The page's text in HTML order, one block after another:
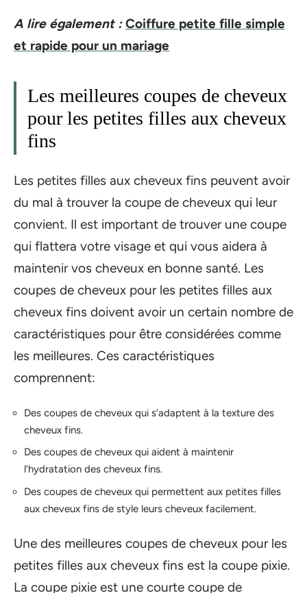
A lire également : Coiffure petite fille simple
et rapide pour un mariage
Les meilleures coupes de cheveux
pour les petites filles aux cheveux
fins
Les petites filles aux cheveux fins peuvent avoir
du mal à trouver la coupe de cheveux qui leur
convient. Il est important de trouver une coupe
qui flattera votre visage et qui vous aidera à
maintenir vos cheveux en bonne santé. Les
coupes de cheveux pour les petites filles aux
cheveux fins doivent avoir un certain nombre de
caractéristiques pour être considérées comme
les meilleures. Ces caractéristiques
comprennent:
Des coupes de cheveux qui s’adaptent à la texture des
cheveux fins.
Des coupes de cheveux qui aident à maintenir
l’hydratation des cheveux fins.
Des coupes de cheveux qui permettent aux petites filles
aux cheveux fins de style leurs cheveux facilement.
Une des meilleures coupes de cheveux pour les
petites filles aux cheveux fins est la coupe pixie.
La coupe pixie est une courte coupe de